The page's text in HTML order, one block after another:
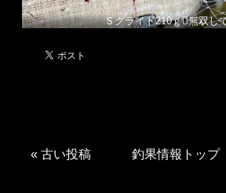
Ｓグライド210ｇ無双し
«古い投稿 釣果情報トップ